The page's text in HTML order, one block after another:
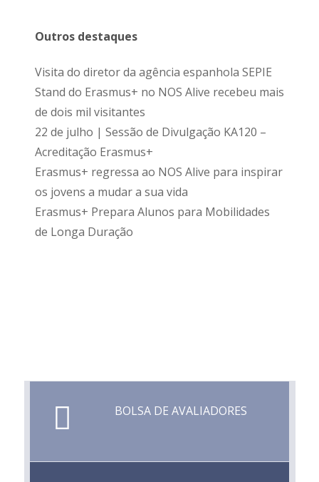
Outros destaques
Visita do diretor da agência espanhola SEPIE
Stand do Erasmus+ no NOS Alive recebeu mais
de dois mil visitantes
22 de julho | Sessão de Divulgação KA120 –
Acreditação Erasmus+
Erasmus+ regressa ao NOS Alive para inspirar
os jovens a mudar a sua vida
Erasmus+ Prepara Alunos para Mobilidades
de Longa Duração
BOLSA DE AVALIADORES